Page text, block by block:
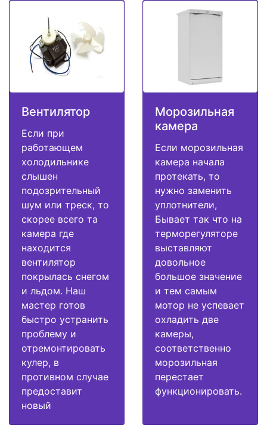
Вентилятор
Если при
работающем
холодильнике
слышен
подозрительный
шум или треск, то
скорее всего та
камера где
находится
вентилятор
покрылась снегом
и льдом. Наш
мастер готов
быстро устранить
проблему и
отремонтировать
кулер, в
противном случае
предоставит
новый
Морозильная
камера
Если морозильная
камера начала
протекать, то
нужно заменить
уплотнители,
Бывает так что на
терморегуляторе
выставляют
довольное
большое значение
и тем самым
мотор не успевает
охладить две
камеры,
соответственно
морозильная
перестает
функционировать.